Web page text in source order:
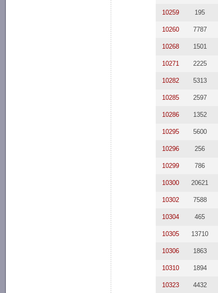
10259 195
10260 7787
10268 1501
10271 2225
10282 5313
10285 2597
10286 1352
10295 5600
10296 256
10299 786
10300 20621
10302 7588
10304 465
10305 13710
10306 1863
10310 1894
10323 4432